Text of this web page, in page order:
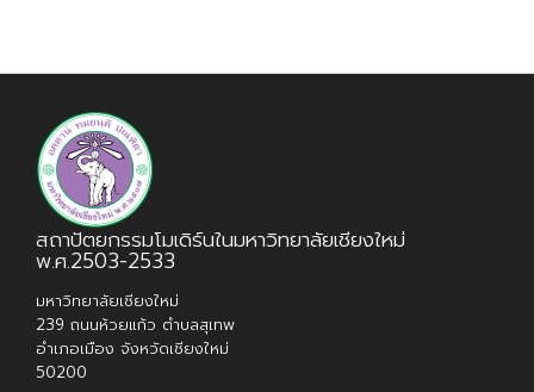
สถาปัตยกรรมโมเดิร์นในมหาวิทยาลัยเชียงใหม่
พ.ศ.2503-2533
มหาวิทยาลัยเชียงใหม่
239 ถนนห้วยแก้ว ตำบลสุเทพ
อำเภอเมือง จังหวัดเชียงใหม่
50200